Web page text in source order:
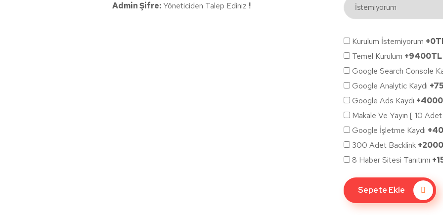
Admin Şifre:Yöneticiden Talep Ediniz !!
Kurulum İstemiyorum
Temel Kurulum +9400TL
Google Search Console
Google Analytic Kaydı
Google Ads Kaydı
Makale Ve Yayın [ 10
Google İşletme Kaydı
300 Adet Backlink
8 Haber Sitesi Tanıtımı
Sepete Ekle